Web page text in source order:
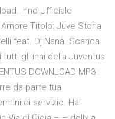
Inno Ufficiale
Titolo: Juve Storia
feat. Dj Nanà. Scarica
gli inni della Juventus
DOWNLOAD MP3 :
da parte tua
di servizio. Hai